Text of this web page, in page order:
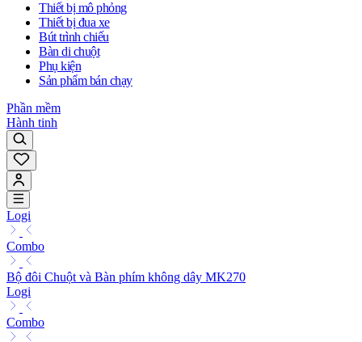
Thiết bị mô phỏng
Thiết bị đua xe
Bút trình chiếu
Bàn di chuột
Phụ kiện
Sản phẩm bán chạy
Phần mềm
Hành tinh
Logi
Combo
Bộ đôi Chuột và Bàn phím không dây MK270
Logi
Combo